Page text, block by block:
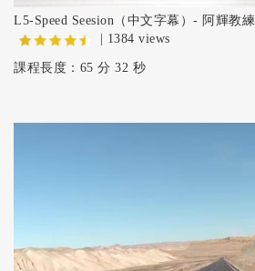
L5-Speed Seesion（中文字幕）- 阿輝教練
| 1384 views
課程長度：65 分 32 秒